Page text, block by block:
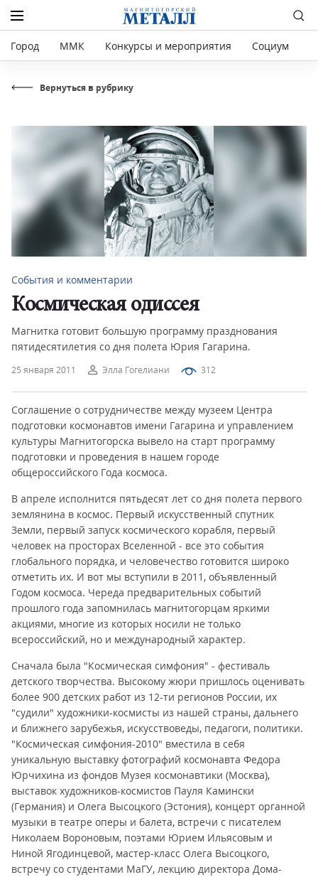
Город ММК Конкурсы и мероприятия Социум
Вернуться в рубрику
25 января 2011 Элла Гогелиани 312
События и комментарии
Космическая одиссея
Магнитка готовит большую программу празднования
пятидесятилетия со дня полета Юрия Гагарина.
Соглашение о сотрудничестве между музеем Центра
подготовки космонавтов имени Гагарина и управлением
культуры Магнитогорска вывело на старт программу
подготовки и проведения в нашем городе
общероссийского Года космоса.
В апреле исполнится пятьдесят лет со дня полета первого
землянина в космос. Первый искусственный спутник
Земли, первый запуск космического корабля, первый
человек на просторах Вселенной - все это события
глобального порядка, и человечество готовится широко
отметить их. И вот мы вступили в 2011, объявленный
Годом космоса. Череда предварительных событий
прошлого года запомнилась магнитогорцам яркими
акциями, многие из которых носили не только
всероссийский, но и международный характер.
Сначала была "Космическая симфония" - фестиваль
детского творчества. Высокому жюри пришлось оценивать
более 900 детских работ из 12-ти регионов России, их
"судили" художники-космисты из нашей страны, дальнего
и ближнего зарубежья, искусствоведы, педагоги, политики.
"Космическая симфония-2010" вместила в себя
уникальную выставку фотографий космонавта Федора
Юрчихина из фондов Музея космонавтики (Москва),
выставок художников-космистов Пауля Камински
(Германия) и Олега Высоцкого (Эстония), концерт органной
музыки в театре оперы и балета, встречи с писателем
Николаем Вороновым, поэтами Юрием Ильясовым и
Ниной Ягодинцевой, мастер-класс Олега Высоцкого,
встречу со студентами МаГУ, лекцию директора Дома-